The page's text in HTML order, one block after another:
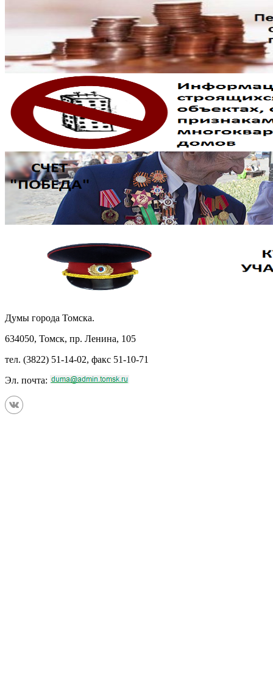
Думы города Томска.
634050, Томск, пр. Ленина, 105
тел. (3822) 51-14-02, факс 51-10-71
Эл. почта: